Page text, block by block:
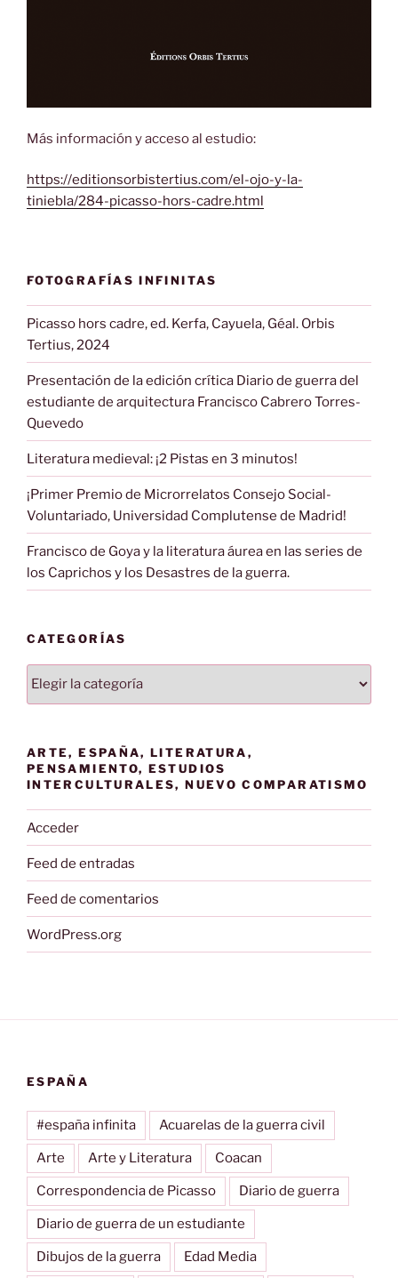
Más información y acceso al estudio:
https://editionsorbistertius.com/el-ojo-y-la-
tiniebla/284-picasso-hors-cadre.html
FOTOGRAFÍAS INFINITAS
Picasso hors cadre, ed. Kerfa, Cayuela, Géal. Orbis
Tertius, 2024
Presentación de la edición crítica Diario de guerra del
estudiante de arquitectura Francisco Cabrero Torres-
Quevedo
Literatura medieval: ¡2 Pistas en 3 minutos!
¡Primer Premio de Microrrelatos Consejo Social-
Voluntariado, Universidad Complutense de Madrid!
Francisco de Goya y la literatura áurea en las series de
los Caprichos y los Desastres de la guerra.
CATEGORÍAS
Categorías
ARTE, ESPAÑA, LITERATURA,
PENSAMIENTO, ESTUDIOS
INTERCULTURALES, NUEVO COMPARATISMO
Acceder
Feed de entradas
Feed de comentarios
WordPress.org
ESPAÑA
#españa infinita Acuarelas de la guerra civil
Arte Arte y Literatura Coacan
Correspondencia de Picasso Diario de guerra
Diario de guerra de un estudiante
Dibujos de la guerra Edad Media